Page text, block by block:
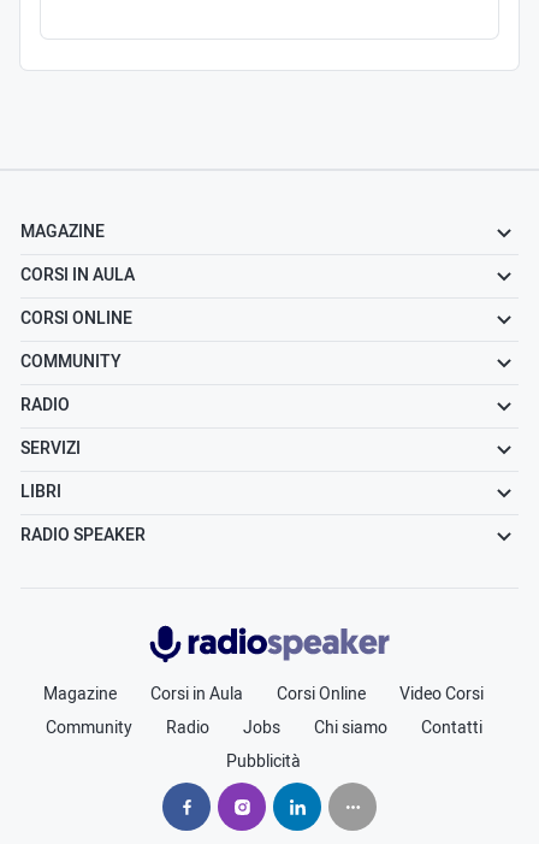
MAGAZINE
CORSI IN AULA
CORSI ONLINE
COMMUNITY
RADIO
SERVIZI
LIBRI
RADIO SPEAKER
Radiospeaker.it
Magazine Corsi in Aula Corsi Online
Video Corsi
Community
Radio Jobs Chi siamo
Contatti
Pubblicità